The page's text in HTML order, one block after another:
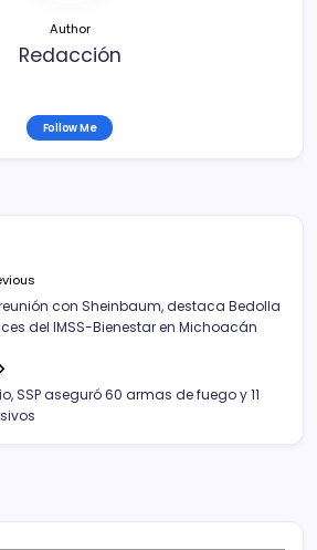
Author
Redacción
Follow Me
con Sheinbaum, destaca Bedolla
del IMSS-Bienestar en Michoacán
SSP aseguró 60 armas de fuego y 11